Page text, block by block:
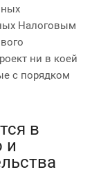
Налоговым
ни в коей
с порядком
в
и